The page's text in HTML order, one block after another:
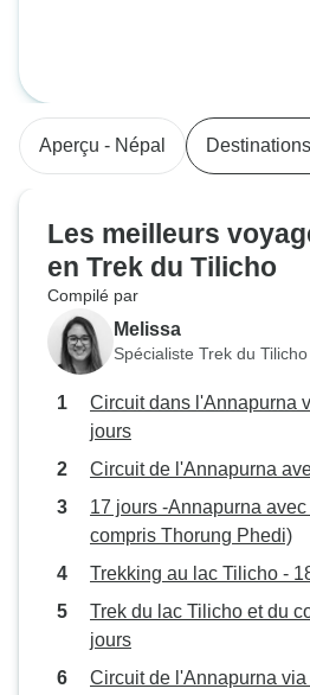
Aperçu - Népal Destinations
Les meilleurs
en Trek du Tilicho
Compilé par
Melissa
Spécialiste Trek du
Circuit dans l'Annapurna
jours
Circuit de l'Annapurna
17 jours -Annapurna
compris Thorung Phedi)
Trekking au lac Tilicho -
Trek du lac Tilicho et du
jours
Circuit de l'Annapurna